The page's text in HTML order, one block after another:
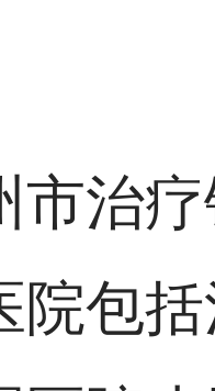
市治
院包